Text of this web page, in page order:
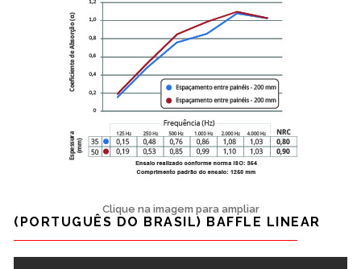
Clique na imagem para ampliar
(PORTUGUÊS DO BRASIL) BAFFLE LINEAR